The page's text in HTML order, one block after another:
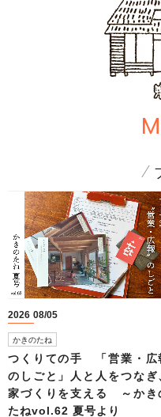
2026 08 05
かきのたね
つくりての手 「営業・広
のしごと」人と人をつなぎ
家づくりを支える ～かき
たねvol.62 夏号より